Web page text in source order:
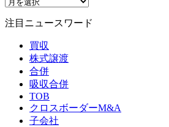
注目ニュースワード
買収
株式譲渡
合併
吸収合併
TOB
クロスボーダーM&A
子会社